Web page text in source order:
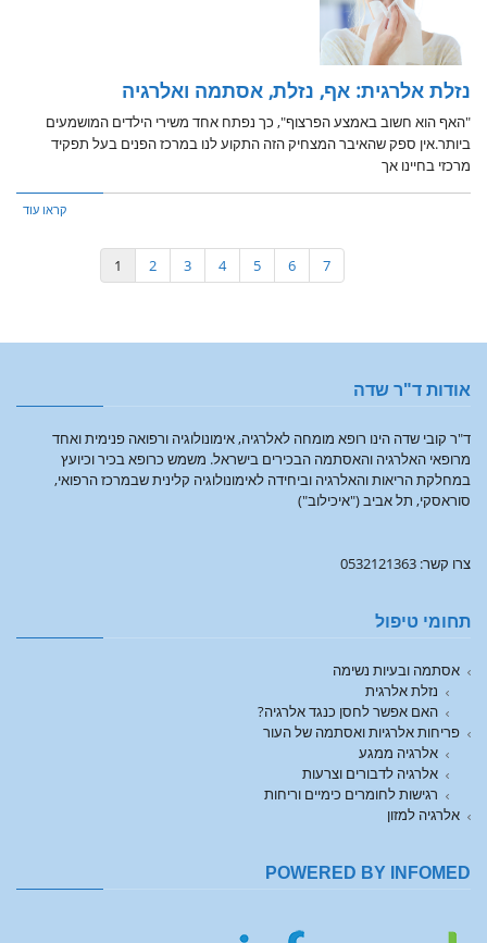
נזלת אלרגית: אף, נזלת, אסתמה ואלרגיה
"האף הוא חשוב באמצע הפרצוף", כך נפתח אחד משירי הילדים המושמעים
ביותר.אין ספק שהאיבר המצחיק הזה התקוע לנו במרכז הפנים בעל תפקיד
מרכזי בחיינו אך
קראו עוד
1 2 3 4 5 6 7
אודות ד"ר שדה
ד"ר קובי שדה הינו רופא מומחה לאלרגיה, אימונולוגיה ורפואה פנימית ואחד
מרופאי האלרגיה והאסתמה הבכירים בישראל. משמש כרופא בכיר וכיועץ
במחלקת הריאות והאלרגיה וביחידה לאימונולוגיה קלינית שבמרכז הרפואי,
סוראסקי, תל אביב ("איכילוב")
צרו קשר: 0532121363
תחומי טיפול
אסתמה ובעיות נשימה
נזלת אלרגית
האם אפשר לחסן כנגד אלרגיה?
פריחות אלרגיות ואסתמה של העור
אלרגיה ממגע
אלרגיה לדבורים וצרעות
רגישות לחומרים כימיים וריחות
אלרגיה למזון
POWERED BY INFOMED